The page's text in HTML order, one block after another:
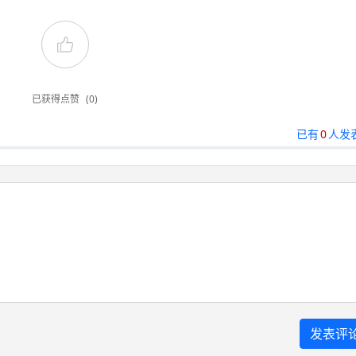
已获得点赞 (0)
已有0人发